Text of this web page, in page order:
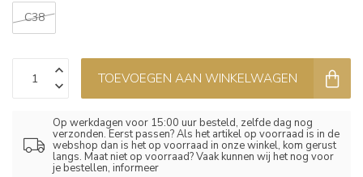
C38
TOEVOEGEN AAN WINKELWAGEN
Op werkdagen voor 15:00 uur besteld, zelfde dag nog
verzonden. Eerst passen? Als het artikel op voorraad is in de
webshop dan is het op voorraad in onze winkel, kom gerust
langs. Maat niet op voorraad? Vaak kunnen wij het nog voor
je bestellen, informeer